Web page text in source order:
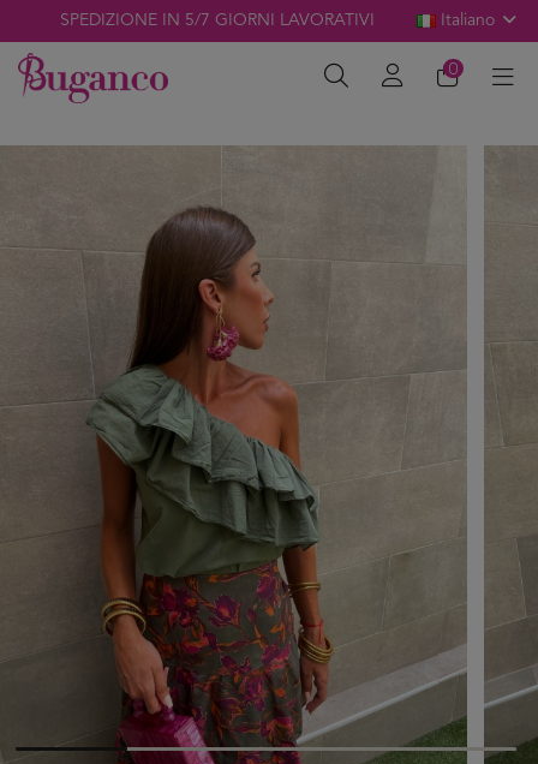
SPEDIZIONE IN 5/7 GIORNI LAVORATIVI Italiano
0